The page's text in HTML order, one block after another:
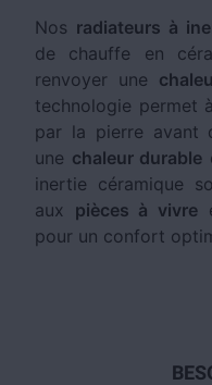
Nos radiateurs à
de chauffe en
renvoyer une
technologie permet
par la pierre avant
une chaleur durable
inertie céramique
aux pièces à vivre
pour un confort